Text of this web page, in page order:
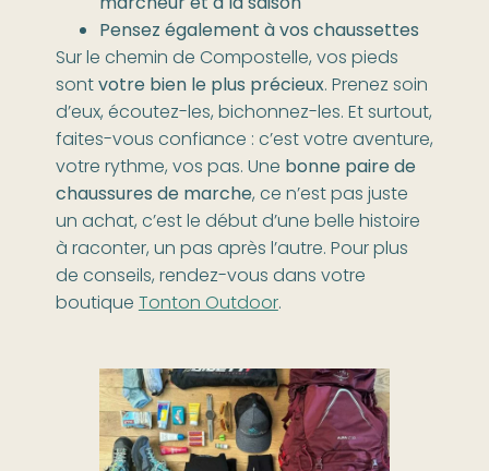
Pensez également à vos chaussettes
Sur le chemin de Compostelle, vos pieds
sontvotre bien le plus précieux. Prenez soin
d’eux, écoutez-les, bichonnez-les. Et surtout,
faites-vous confiance : c’est votre aventure,
votre rythme, vos pas. Une bonne paire de
chaussures de marche, ce n’est pas juste
un achat, c’est le début d’une belle histoire
à raconter, un pas après l’autre. Pour plus
de conseils, rendez-vous dans votre
boutiqueTonton Outdoor.